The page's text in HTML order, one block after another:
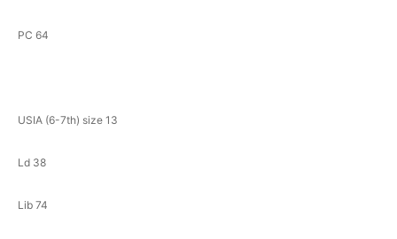
PC 64
USIA (6-7th) size 13
Ld 38
Lib 74